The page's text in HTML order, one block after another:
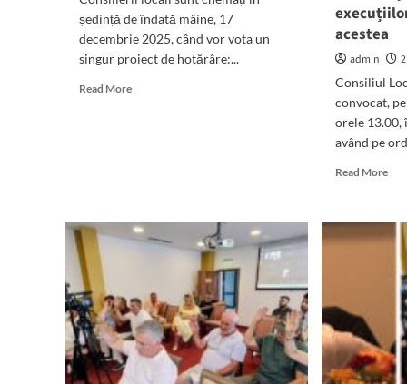
ședință de îndată mâine, 17
decembrie 2025, când vor vota un
singur proiect de hotărâre:...
Read MoreRead
singur
proiect
zi:
Rectificarea
bugetului
local
acestea
admin
Consiliul
convocat,
orele
având pe
Read MoreRead
48
de